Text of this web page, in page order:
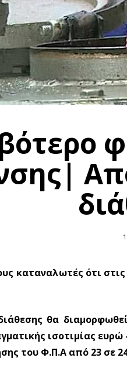
καταναλωτές ότι
θα
ισοτιμίας
του Φ.Π.Α από 23 σε